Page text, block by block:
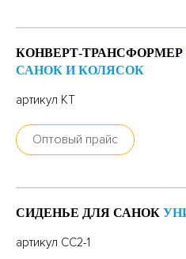
КОНВЕРТ-ТРАНСФОРМЕР
САНОК И КОЛЯСОК
артикул КТ
Оптовый прайс
СИДЕНЬЕ ДЛЯ САНОК
артикул СС2-1